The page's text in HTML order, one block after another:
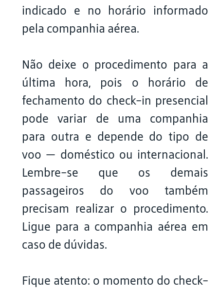
indicado e no horário informado
pela companhia aérea.
Não deixe o procedimento para a
última hora, pois o horário de
fechamento do check-in presencial
pode variar de uma companhia
para outra e depende do tipo de
voo — doméstico ou internacional.
Lembre-se que os demais
passageiros do voo também
precisam realizar o procedimento.
Ligue para a companhia aérea em
caso de dúvidas.
Fique atento: o momento do check-